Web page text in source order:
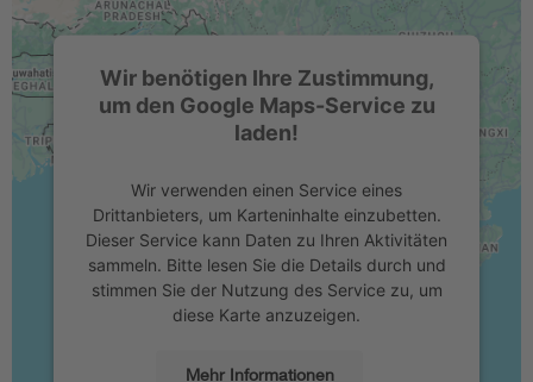
Wir benötigen Ihre Zustimmung,
um den Google Maps-Service zu
laden!
Wir verwenden einen Service eines
Drittanbieters, um Karteninhalte einzubetten.
Dieser Service kann Daten zu Ihren Aktivitäten
sammeln. Bitte lesen Sie die Details durch und
stimmen Sie der Nutzung des Service zu, um
diese Karte anzuzeigen.
Mehr Informationen